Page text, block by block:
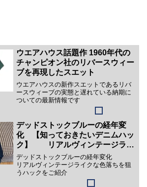
ウエアハウス話題作 1960年代の
チャンピオン社のリバースウィー
ブを再現したスエット
ウエアハウスの新作スエットであるリバ
ースウィーブの実態と遅れている納期に
ついての最新情報です
デッドストックブルーの経年変
化 【知っておきたいデニムハッ
ク】 リアルヴィンテージライ
クな色落ちへの裏技
デッドストックブルーの経年変化
リアルヴィンテージライクな色落ちを狙
うハックをご紹介